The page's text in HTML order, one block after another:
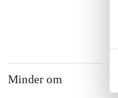
Minder om